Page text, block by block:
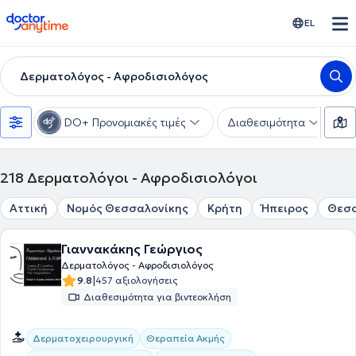
doctoranytime EL
Δερματολόγος - Αφροδισιολόγος
DO+ Προνομιακές τιμές Διαθεσιμότητα
218 Δερματολόγοι - Αφροδισιολόγοι
Αττική Νομός Θεσσαλονίκης Κρήτη Ήπειρος
Γιαννακάκης Γεώργιος
Δερματολόγος - Αφροδισιολόγος
9.8|457 αξιολογήσεις
Διαθεσιμότητα για βιντεοκλήση
Δερματοχειρουργική
Θεραπεία Ακμής